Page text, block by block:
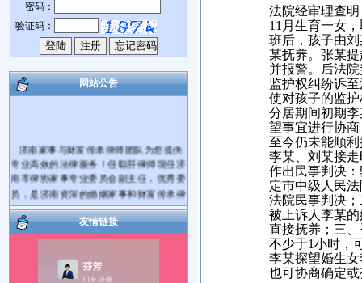
密码：
验证码：
网站公告
济南家事与财富传承律师团队为您提供
专业高效的法律服务！任聪芬律师现任济
南市律协家事专业委员会副主任，优秀委
员，是济南资深的婚姻家事和财富传承律
师。代理过大量的离婚纠纷案件和遗产继
承纠纷案件。
爱家护家，用法商守护财富！帮您将您
遗产继承、财富传承等方面的法律问题需
要帮助，可电话咨询，也可电话预约后到
友情链接
法院经审理查
11月生育一女
班后，孩子由
某抚养。张某
并报警。后法
监护权纠纷诉
使对孩子的监
分居期间初期
望事宜进行协
至今仍未能顺
李某、刘某接
作出民事判决
定市中级人民
法院民事判决
被上诉人李某
直接抚养；三
不少于1小时，
李某探望婚生
也可协商确定